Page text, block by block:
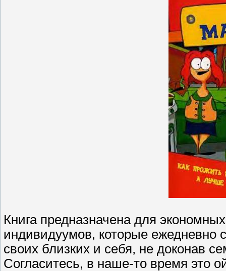
Книга предназначена для
индивидуумов, которые ежедневно
своих близких и себя, не доконав
Согласитесь, в наше-то время это